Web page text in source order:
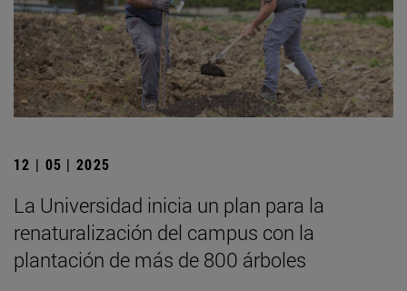
12 | 05 | 2025
La Universidad inicia un plan para la
renaturalización del campus con la
plantación de más de 800 árboles